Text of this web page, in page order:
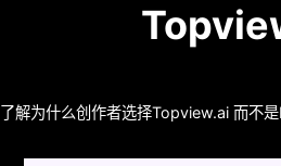
了解为什么创作者选择Topview.ai 而不